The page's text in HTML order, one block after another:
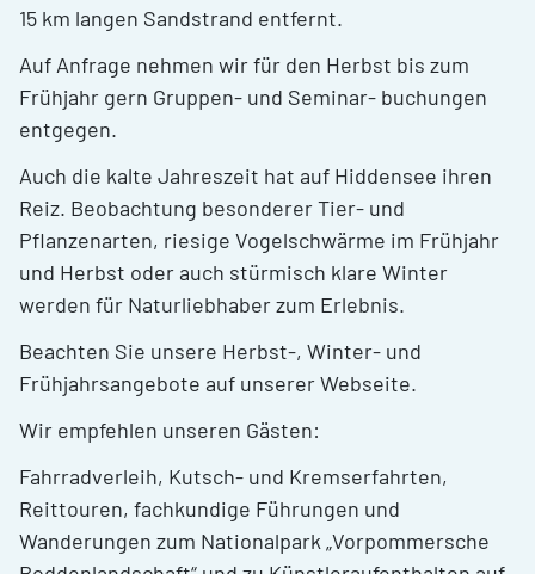
15 km langen Sandstrand entfernt.
Auf Anfrage nehmen wir für den Herbst bis zum
Frühjahr gern Gruppen- und Seminar- buchungen
entgegen.
Auch die kalte Jahreszeit hat auf Hiddensee ihren
Reiz. Beobachtung besonderer Tier- und
Pflanzenarten, riesige Vogelschwärme im Frühjahr
und Herbst oder auch stürmisch klare Winter
werden für Naturliebhaber zum Erlebnis.
Beachten Sie unsere Herbst-, Winter- und
Frühjahrsangebote auf unserer Webseite.
Wir empfehlen unseren Gästen:
Fahrradverleih, Kutsch- und Kremserfahrten,
Reittouren, fachkundige Führungen und
Wanderungen zum Nationalpark „Vorpommersche